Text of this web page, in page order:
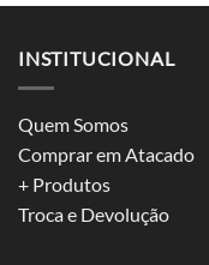
INSTITUCIONAL
Quem Somos
Comprar em Atacado
+ Produtos
Troca e Devolução